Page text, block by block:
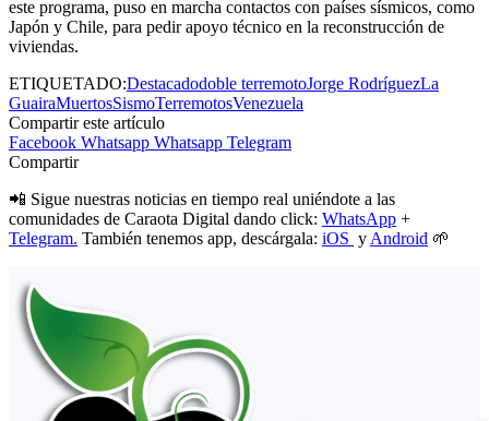
este programa, puso en marcha contactos con países sísmicos, como
Japón y Chile, para pedir apoyo técnico en la reconstrucción de
viviendas.
ETIQUETADO:Destacadodoble terremotoJorge RodríguezLa
GuairaMuertosSismoTerremotosVenezuela
Compartir este artículo
Facebook Whatsapp Whatsapp Telegram
Compartir
📲 Sigue nuestras noticias en tiempo real uniéndote a las
comunidades de Caraota Digital dando click: WhatsApp +
Telegram. También tenemos app, descárgala: iOS y Android 🌱